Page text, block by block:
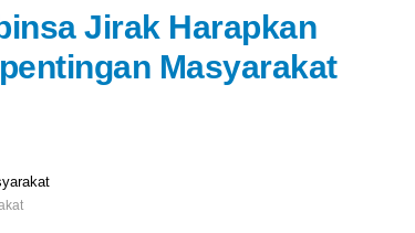
Jirak Harapkan
Masyarakat